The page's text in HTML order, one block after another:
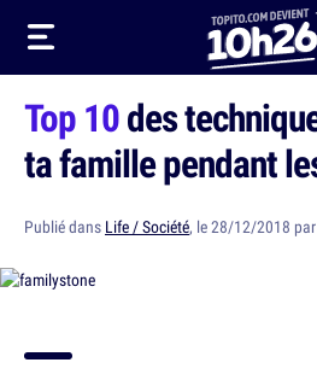
Top 10des
ta famille pendant
Publié dans Life / Société, le 28/12/2018 par